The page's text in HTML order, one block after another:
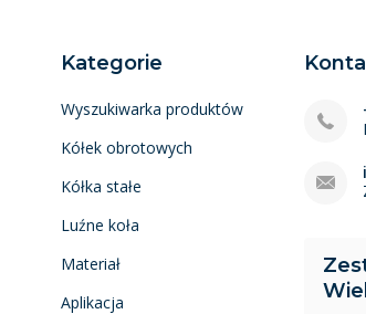
Kategorie
Wyszukiwarka produktów
Kółek obrotowych
Kółka stałe
Luźne koła
Materiał
Aplikacja